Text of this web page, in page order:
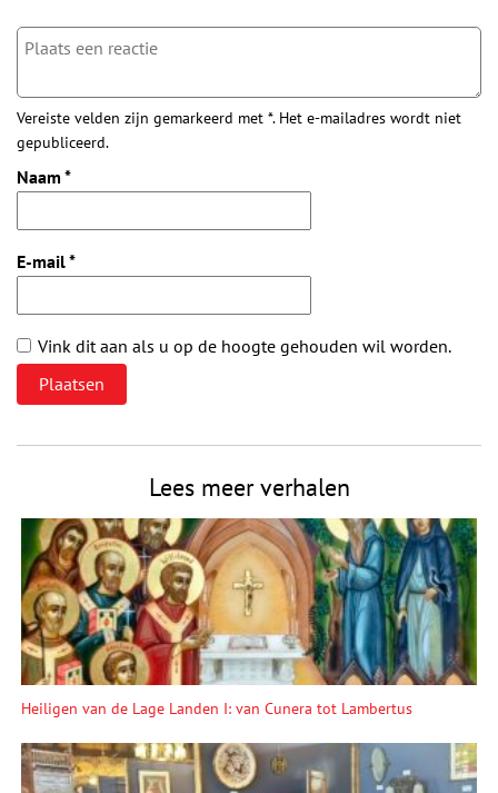
Vereiste velden zijn gemarkeerd met *. Het e-mailadres wordt niet
gepubliceerd.
Naam *
E-mail*
Vink dit aan als u op de hoogte gehouden wil worden.
Lees meer verhalen
Heiligen van de Lage Landen I: van Cunera tot Lambertus